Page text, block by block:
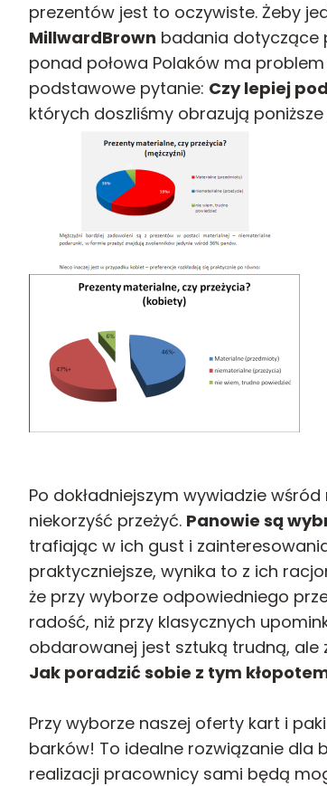
prezentów jest to oczywiste. Żeby
MillwardBrown badania dotyczące
ponad połowa Polaków ma
podstawowe pytanie: Czy lepiej
których doszliśmy obrazują poniższe
Po dokładniejszym wywiadzie
niekorzyść przeżyć. Panowie są
trafiając w ich gust i
praktyczniejsze, wynika to z ich
że przy wyborze odpowiedniego
radość, niż przy klasycznych
obdarowanej jest sztuką trudną, ale
Jak poradzić sobie z tym
Przy wyborze naszej oferty kart i
barków! To idealne rozwiązanie dla
realizacji pracownicy sami będą